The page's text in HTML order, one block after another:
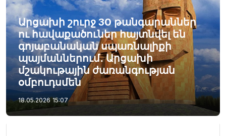
Արցախի շուրջ 30 թանգարաններ
ու հավաքածուներ հայտնվել են
գոյաբանական սպառնալիքի
պայմաններում․ Արցախի
մշակութային ժառանգության
օմբուդսմեն
18.05.2026 15:07